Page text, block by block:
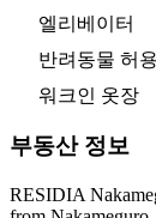
엘리베이터
반려동물 허용
워크인 옷장
부동산 정보
RESIDIA